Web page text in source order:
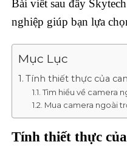
Bài viết sau đây
nghiệp giúp bạn lựa
Mục Lục
Tính thiết thực của
Tìm hiểu về camera
Mua camera ngoài
Tính thiết thực